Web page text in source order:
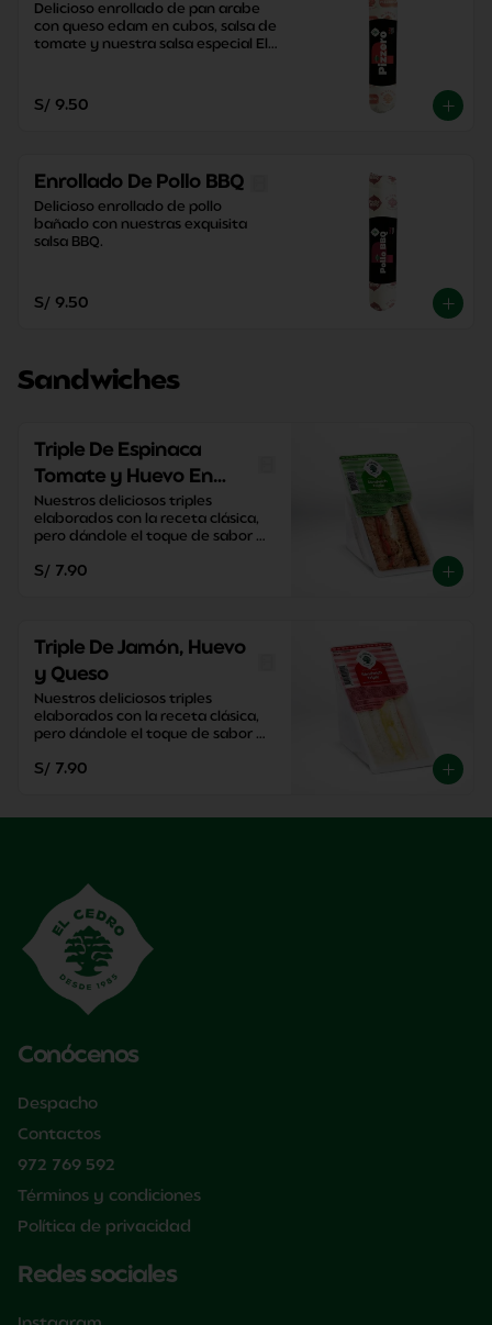
Delicioso enrollado de pan arabe
con queso edam en cubos, salsa de
tomate y nuestra salsa especial El
S/ 9.50
Enrollado De Pollo BBQ
Delicioso enrollado de pollo
bañado con nuestras exquisita
salsa BBQ.
S/ 9.50
Sandwiches
Triple De Espinaca
Tomate y Huevo En
Pan Integral
Nuestros deliciosos triples
elaborados con la receta clásica,
pero dándole el toque de sabor
S/ 7.90
Triple De Jamón, Huevo
y Queso
Nuestros deliciosos triples
elaborados con la receta clásica,
pero dándole el toque de sabor
S/ 7.90
Conócenos
Despacho
Contactos
972 769 592
Términos y condiciones
Política de privacidad
Redes sociales